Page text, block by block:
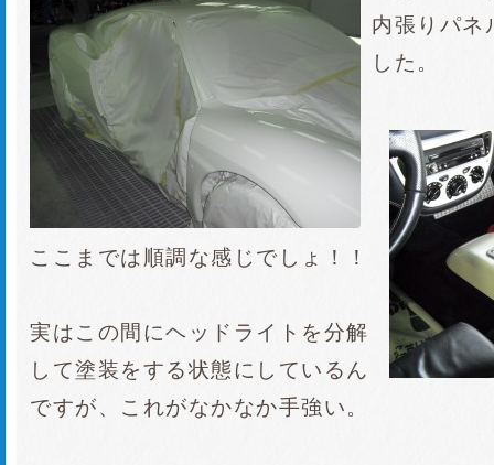
内張りパネ
した。
ここまでは順調な感じでしょ！！
実はこの間にヘッドライトを分解
して塗装をする状態にしているん
ですが、これがなかなか手強い。